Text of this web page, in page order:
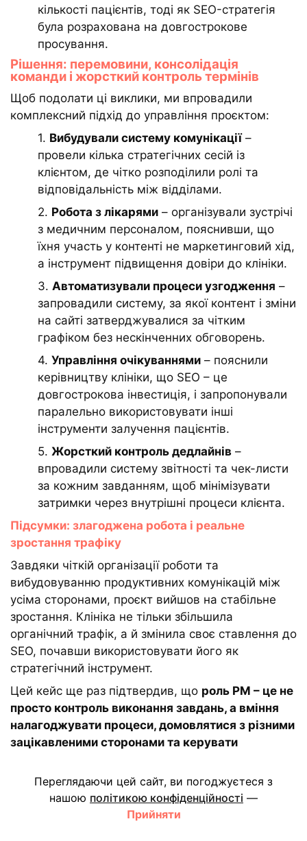
кількості пацієнтів, тоді як SEO-стратегія
була розрахована на довгострокове
просування.
Рішення: перемовини, консолідація
команди і жорсткий контроль термінів
Щоб подолати ці виклики, ми впровадили
комплексний підхід до управління проєктом:
1. Вибудували систему комунікації–
провели кілька стратегічних сесій із
клієнтом, де чітко розподілили ролі та
відповідальність між відділами.
2. Робота з лікарями – організували зустрічі
з медичним персоналом, пояснивши, що
їхня участь у контенті не маркетинговий хід,
а інструмент підвищення довіри до клініки.
3. Автоматизували процеси узгодження –
запровадили систему, за якої контент і зміни
на сайті затверджувалися за чітким
графіком без нескінченних обговорень.
4. Управління очікуваннями – пояснили
керівництву клініки, що SEO – це
довгострокова інвестиція, і запропонували
паралельно використовувати інші
інструменти залучення пацієнтів.
5. Жорсткий контроль дедлайнів –
впровадили систему звітності та чек-листи
за кожним завданням, щоб мінімізувати
затримки через внутрішні процеси клієнта.
Підсумки: злагоджена робота і реальне
зростання трафіку
Завдяки чіткій організації роботи та
вибудовуванню продуктивних комунікацій між
усіма сторонами, проєкт вийшов на стабільне
зростання. Клініка не тільки збільшила
органічний трафік, а й змінила своє ставлення до
SEO, почавши використовувати його як
стратегічний інструмент.
Цей кейс ще раз підтвердив, що роль PM – це не
просто контроль виконання завдань, а вміння
налагоджувати процеси, домовлятися з різними
зацікавленими сторонами та керувати
ситуаціях.
Отримайте такий самий результат із
RegisTeam!
Переглядаючи цей сайт, ви погоджуєтеся з
нашою політикою конфіденційності —
Прийняти